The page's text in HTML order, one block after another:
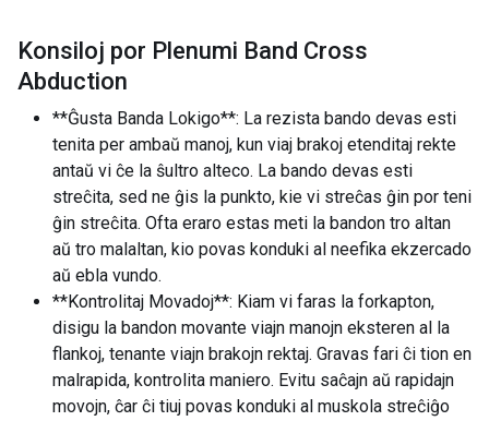
Konsiloj por Plenumi Band Cross
Abduction
**Ĝusta Banda Lokigo**: La rezista bando devas esti
tenita per ambaŭ manoj, kun viaj brakoj etenditaj rekte
antaŭ vi ĉe la ŝultro alteco. La bando devas esti
streĉita, sed ne ĝis la punkto, kie vi streĉas ĝin por teni
ĝin streĉita. Ofta eraro estas meti la bandon tro altan
aŭ tro malaltan, kio povas konduki al neefika ekzercado
aŭ ebla vundo.
**Kontrolitaj Movadoj**: Kiam vi faras la forkapton,
disigu la bandon movante viajn manojn eksteren al la
flankoj, tenante viajn brakojn rektaj. Gravas fari ĉi tion en
malrapida, kontrolita maniero. Evitu saĉajn aŭ rapidajn
movojn, ĉar ĉi tiuj povas konduki al muskola streĉiĝo